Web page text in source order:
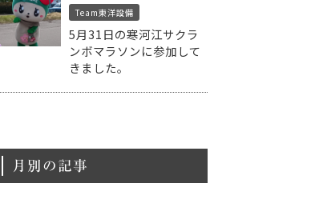
Team東洋設備
5月31日の寒河江サクラ
ンボマラソンに参加して
きました。
月別の記事